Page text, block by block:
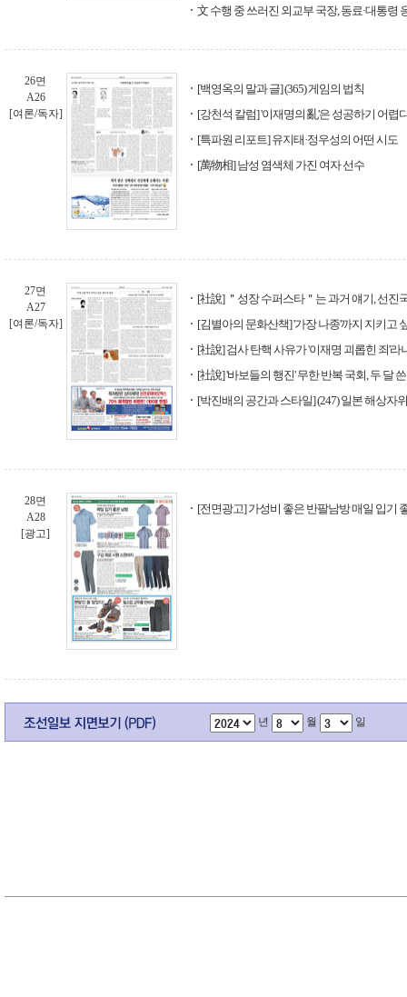
文 수행 중 쓰러진 외교부 국장, 동료·대통령
26면
A26
[여론/독자]
[백영옥의 말과 글] (365) 게임의 법칙
[강천석 칼럼] '이재명의 亂'은 성공하기 어렵
[특파원 리포트] 유지태·정우성의 어떤 시도
[萬物相] 남성 염색체 가진 여자 선수
27면
A27
[여론/독자]
[社說] ＂성장 수퍼스타＂는 과거 얘기, 선진
[김별아의 문화산책] '가장 나종'까지 지키고
[社說] 검사 탄핵 사유가 '이재명 괴롭힌 죄'라
[社說] '바보들의 행진' 무한 반복 국회, 두 달
[박진배의 공간과 스타일] (247) 일본 해상자
28면
A28
[광고]
[전면광고] 가성비 좋은 반팔남방 매일 입기
년 월 일